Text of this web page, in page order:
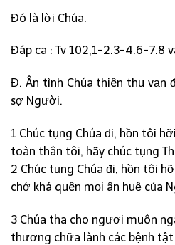
Đó là lời Chúa.
Đáp ca : Tv 102,1-2.3-4.6-7.8
Đ. Ân tình Chúa thiên thu vạn
sợ Người.
1 Chúc tụng Chúa đi, hồn tôi
toàn thân tôi, hãy chúc tụng
2 Chúc tụng Chúa đi, hồn tôi
chớ khá quên mọi ân huệ của
3 Chúa tha cho ngươi muôn
thương chữa lành các bệnh